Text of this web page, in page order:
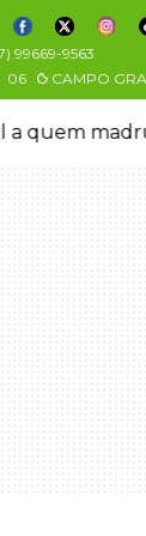
99669-9563
06 CAMPO
a quem